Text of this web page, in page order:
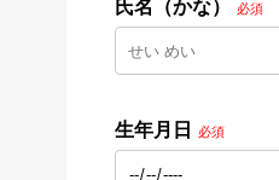
氏名（かな） 必須
生年月日 必須